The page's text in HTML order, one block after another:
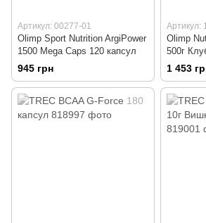
Артикул: 00277-01
Olimp Sport Nutrition ArgiPower
1500 Mega Caps 120 капсул
945 грн
Артикул:
Olimp
500г
1 453